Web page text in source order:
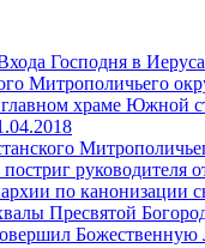
Господня в
Митрополичьего
храме Южной
руководителя
по канонизации
Пресвятой